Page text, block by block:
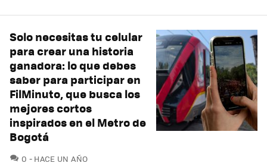
Solo necesitas tu celular
para crear una historia
ganadora: lo que debes
saber para participar en
FilMinuto, que busca los
mejores cortos
inspirados en el Metro de
Bogotá
0 COMENTARIOS
HACE UN AÑO